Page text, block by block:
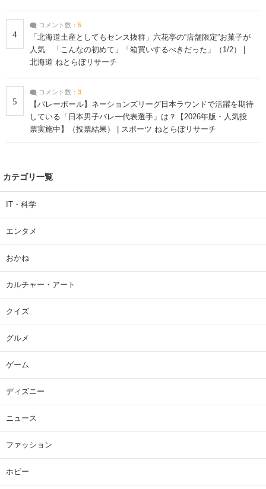
4
コメント数： 5
「北海道土産としてもセンス抜群」六花亭の“店舗限定”お菓子が
人気 「こんなの初めて」「箱買いするべきだった」（1/2） |
北海道 ねとらぼリサーチ
5
コメント数： 3
【バレーボール】ネーションズリーグ日本ラウンドで活躍を期待
している「日本男子バレー代表選手」は？【2026年版・人気投
票実施中】（投票結果） | スポーツ ねとらぼリサーチ
カテゴリ一覧
IT・科学
エンタメ
おかね
カルチャー・アート
クイズ
グルメ
ゲーム
ディズニー
ニュース
ファッション
ホビー